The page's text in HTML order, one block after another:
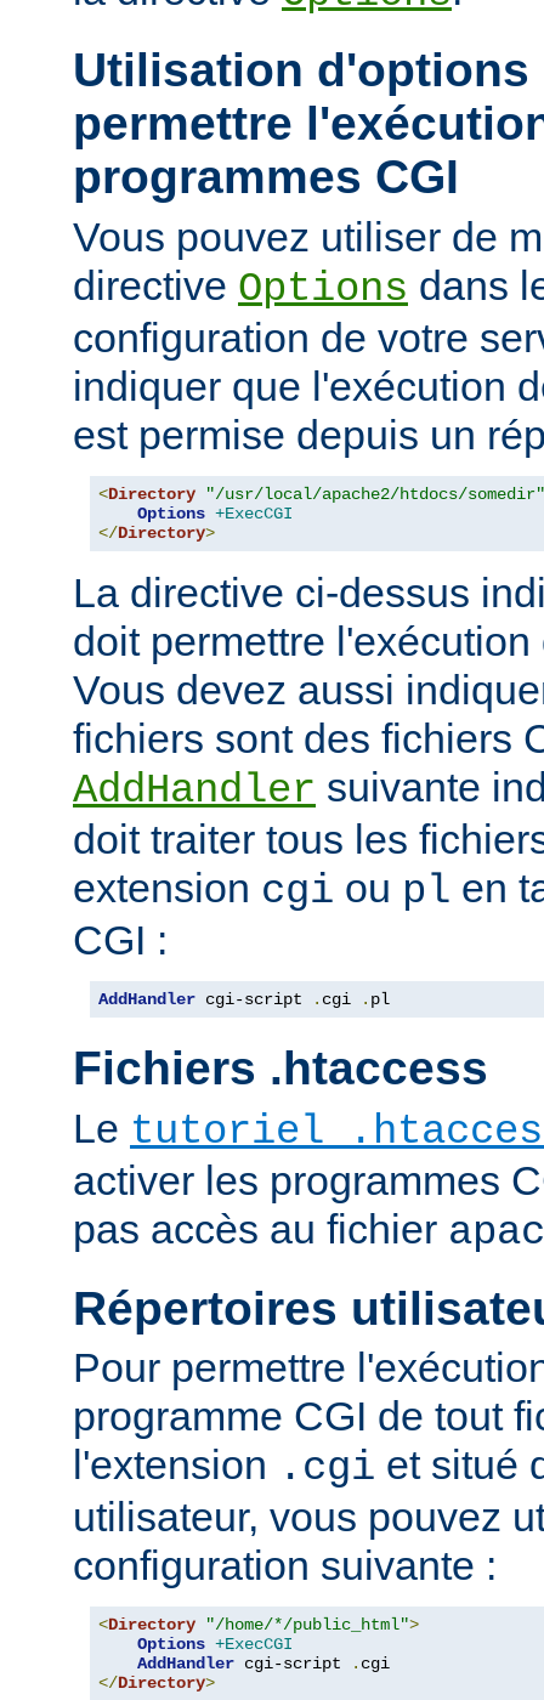
Utilisation
permettre
programmes CGI
Vous pouvez utiliser de
directive Options dans
configuration de votre
indiquer que l'exécution
est permise depuis un
<Directory
"/usr/local/apache2/htdocs/somedir"
Options +ExecCGI
</Directory>
La directive ci-dessus
doit permettre
Vous devez aussi
fichiers sont des fichiers
AddHandler suivante
doit traiter tous les
extension cgi ou pl en
CGI :
AddHandler cgi-script . cgi . pl
Fichiers .htaccess
Le tutoriel
activer les programmes
pas accès au fichier
Répertoires
Pour permettre
programme CGI de tout
l'extension .cgi et situé
utilisateur, vous pouvez
configuration suivante :
<Directory "/home/*/public_html">
Options +ExecCGI
AddHandler cgi-script .
</Directory>